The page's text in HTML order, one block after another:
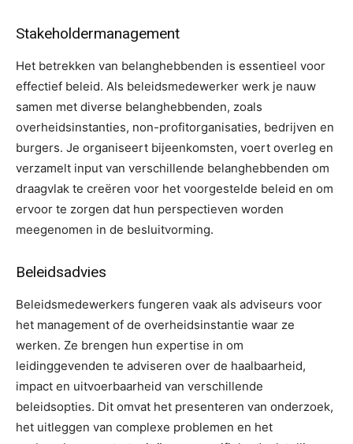
Stakeholdermanagement
Het betrekken van belanghebbenden is essentieel voor
effectief beleid. Als beleidsmedewerker werk je nauw
samen met diverse belanghebbenden, zoals
overheidsinstanties, non-profitorganisaties, bedrijven en
burgers. Je organiseert bijeenkomsten, voert overleg en
verzamelt input van verschillende belanghebbenden om
draagvlak te creëren voor het voorgestelde beleid en om
ervoor te zorgen dat hun perspectieven worden
meegenomen in de besluitvorming.
Beleidsadvies
Beleidsmedewerkers fungeren vaak als adviseurs voor
het management of de overheidsinstantie waar ze
werken. Ze brengen hun expertise in om
leidinggevenden te adviseren over de haalbaarheid,
impact en uitvoerbaarheid van verschillende
beleidsopties. Dit omvat het presenteren van onderzoek,
het uitleggen van complexe problemen en het